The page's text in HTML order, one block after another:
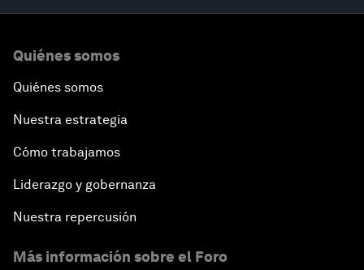
Quiénes somos
Quiénes somos
Nuestra estrategia
Cómo trabajamos
Liderazgo y gobernanza
Nuestra repercusión
Más información sobre el Foro